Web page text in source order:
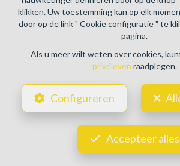
klikken. Uw toestemming kan op elk
door op de link " Cookie configuratie " te
pagina.
Als u meer wilt weten over cookies,
privéleven raadplegen.
Configureren
Accepteer alles
Charter privéleven
Cookie configuratie
DESIGNED
WEBULOUS.IMMO